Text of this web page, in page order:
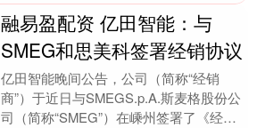
融易盈配资 亿田智能：与
SMEG和思美科签署经销协议
亿田智能晚间公告，公司（简称“经销
商”）于近日与SMEGS.p.A.斯麦格股份公
司（简称“SMEG”）在嵊州签署了《经销